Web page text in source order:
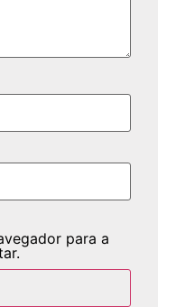
para a